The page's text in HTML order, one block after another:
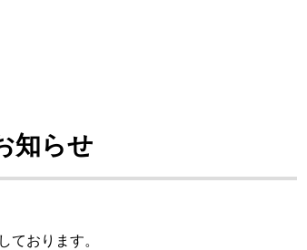
知らせ
ております。